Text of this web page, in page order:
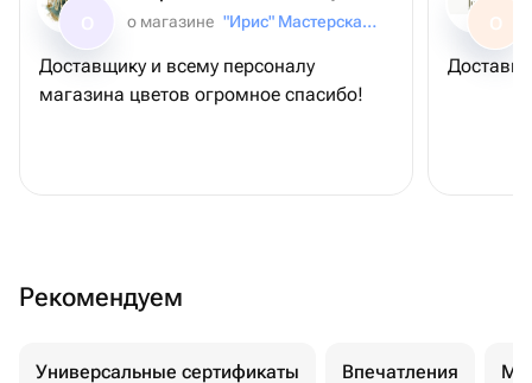
о магазине
"Ирис" Мастерская букетов
Доставщику и всему персоналу
магазина цветов огромное спасибо!
О
Рекомендуем
Универсальные сертификаты Впечатления